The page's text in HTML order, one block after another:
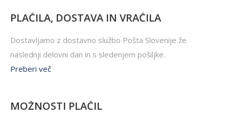
PLAČILA, DOSTAVA IN VRAČILA
Dostavljamo z dostavno službo Pošta Slovenije že
naslednji delovni dan in s sledenjem pošiljke.
Preberi več
MOŽNOSTI PLAČIL